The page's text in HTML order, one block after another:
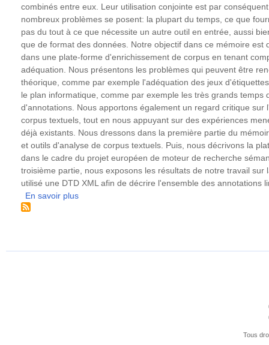
à
d'un
outil
automatique
donné
afin
de
créer
des
et
développer
combinés entre eux. Leur utilisation conjointe est par
nombreux problèmes se posent: la plupart du temps, ce que
pas du tout à ce que nécessite un autre outil en entrée, aussi
que de format des données. Notre objectif dans ce mémoire est
dans une plate-forme d'enrichissement de corpus en tenant
adéquation. Nous présentons les problèmes qui peuvent être
théorique, comme par exemple l'adéquation des jeux
le plan informatique, comme par exemple les très grands temps
d'annotations. Nous apportons également un regard critique sur
corpus textuels, tout en nous appuyant sur des expériences
déjà existants. Nous dressons dans la première partie du
et outils d'analyse de corpus textuels. Puis, nous décrivons la
dans le cadre du projet européen de moteur de recherche
troisième partie, nous exposons les résultats de notre travail sur
utilisé une DTD XML afin de décrire l'ensemble des annotations
En savoir plus
Tous